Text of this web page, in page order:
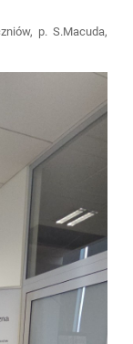
p. S.Macuda,